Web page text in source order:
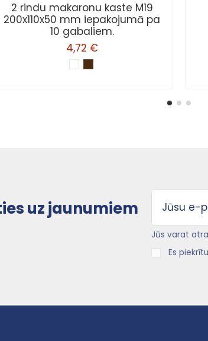
2 rindu makaronu kaste M19
200x110x50 mm iepakojumā pa
10 gabaliem.
4,72 €
uz jaunumiem
Jūs varat
Es